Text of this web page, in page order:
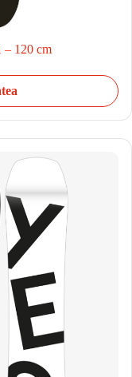
– 120 cm